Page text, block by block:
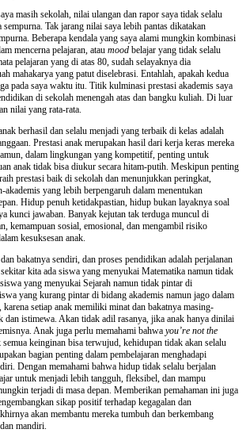
masih sekolah, nilai ulangan dan rapor saya tidak selalu
Tak jarang nilai saya lebih pantas dikatakan
Beberapa kendala yang saya alami mungkin kombinasi
mencerna pelajaran, atau mood belajar yang tidak selalu
pelajaran yang di atas 80, sudah selayaknya dia
mahakarya yang patut diselebrasi. Entahlah, apakah kedua
pada saya waktu itu. Titik kulminasi prestasi akademis saya
di sekolah menengah atas dan bangku kuliah. Di luar
nilai yang rata-rata.
berhasil dan selalu menjadi yang terbaik di kelas adalah
Prestasi anak merupakan hasil dari kerja keras mereka
dalam lingkungan yang kompetitif, penting untuk
anak tidak bisa diukur secara hitam-putih. Meskipun penting
prestasi baik di sekolah dan menunjukkan peringkat,
akademis yang lebih berpengaruh dalam menentukan
Hidup penuh ketidakpastian, hidup bukan layaknya soal
kunci jawaban. Banyak kejutan tak terduga muncul di
kemampuan sosial, emosional, dan mengambil risiko
kesuksesan anak.
bakatnya sendiri, dan proses pendidikan adalah perjalanan
kita ada siswa yang menyukai Matematika namun tidak
yang menyukai Sejarah namun tidak pintar di
yang kurang pintar di bidang akademis namun jago dalam
setiap anak memiliki minat dan bakatnya masing-
dan istimewa. Akan tidak adil rasanya, jika anak hanya dinilai
Anak juga perlu memahami bahwa you’re not the
semua keinginan bisa terwujud, kehidupan tidak akan selalu
bagian penting dalam pembelajaran menghadapi
Dengan memahami bahwa hidup tidak selalu berjalan
untuk menjadi lebih tangguh, fleksibel, dan mampu
terjadi di masa depan. Memberikan pemahaman ini juga
sikap positif terhadap kegagalan dan
akan membantu mereka tumbuh dan berkembang
mandiri.